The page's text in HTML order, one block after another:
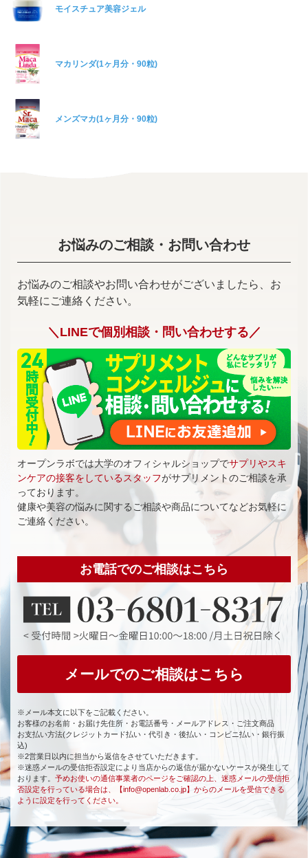
モイスチュア美容ジェル
マカリンダ(1ヶ月分・90粒)
メンズマカ(1ヶ月分・90粒)
お悩みのご相談・お問い合わせ
お悩みのご相談やお問い合わせがございましたら、お
気軽にご連絡ください。
＼LINEで個別相談・問い合わせする／
オープンラボでは大学のオフィシャルショップでサプリやスキ
ンケアの接客をしているスタッフがサプリメントのご相談を承
っております。
健康や美容の悩みに関するご相談や商品についてなどお気軽に
ご連絡ください。
お電話でのご相談はこちら
メールでのご相談はこちら
※メール本文に以下をご記載ください。
お客様のお名前・お届け先住所・お電話番号・メールアドレス・ご注文商品
お支払い方法(クレジットカード払い・代引き・後払い・コンビニ払い・銀行振
込)
※2営業日以内に担当から返信をさせていただきます。
※迷惑メールの受信拒否設定により当店からの返信が届かないケースが発生して
おります。 予めお使いの通信事業者のページをご確認の上、迷惑メールの受信拒
否設定を行っている場合は、【info@openlab.co.jp】からのメールを受信できる
ように設定を行ってください。